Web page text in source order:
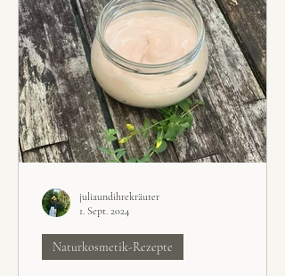
Lavendel, Rose und Ringelblume kann mit
getrockneten oder
Naturkosmetik-Rezepte
juliaundihrekräuter
1. Sept. 2024